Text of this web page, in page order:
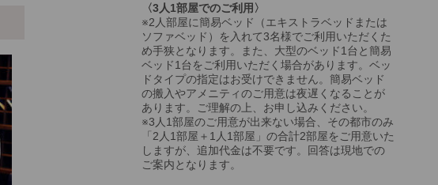
〈3人1部屋でのご利用〉
※2人部屋に簡易ベッド（エキストラベッドまたは
ソファベッド）を入れて3名様でご利用いただくた
め手狭となります。また、大型のベッド1台と簡易
ベッド1台をご利用いただく場合があります。ベッ
ドタイプの指定はお受けできません。簡易ベッド
の搬入やアメニティのご用意は夜遅くなることが
あります。ご理解の上、お申し込みください。
※3人1部屋のご用意が出来ない場合、その都市のみ
「2人1部屋＋1人1部屋」の合計2部屋をご用意いた
しますが、追加代金は不要です。回答は現地での
ご案内となります。